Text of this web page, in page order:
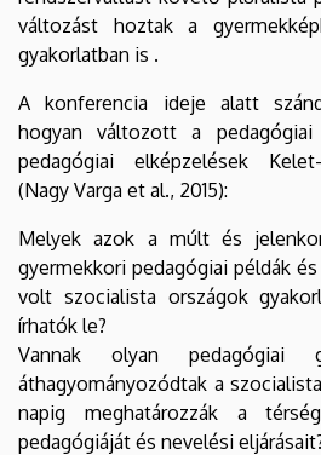
változást hoztak a
gyakorlatban is .
A konferencia ideje alatt
hogyan változott a
pedagógiai elképzelések
(Nagy Varga et al., 2015):
Melyek azok a múlt és
gyermekkori pedagógiai példák
volt szocialista országok
írhatók le?
Vannak olyan pedagógiai
áthagyományozódtak a
napig meghatározzák a
pedagógiáját és nevelési